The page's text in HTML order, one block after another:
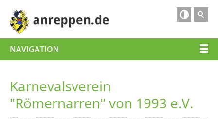

NAVIGATION
Karnevalsverein
"Römernarren" von 1993 e.V.